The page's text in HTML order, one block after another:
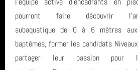
Sortie (15)
Bio &
formation
Ploumanach Cotes
avril 2026 (2)
mars 2026 (3)
février 2026 (2)
pourront faire découvrir
subaquatique de 0 à 6 mètres
baptêmes, former les candidats
partager leur passion pour